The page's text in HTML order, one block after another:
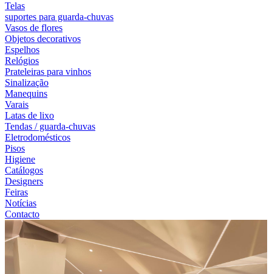
Telas
suportes para guarda-chuvas
Vasos de flores
Objetos decorativos
Espelhos
Relógios
Prateleiras para vinhos
Sinalização
Manequins
Varais
Latas de lixo
Tendas / guarda-chuvas
Eletrodomésticos
Pisos
Higiene
Catálogos
Designers
Feiras
Notícias
Contacto